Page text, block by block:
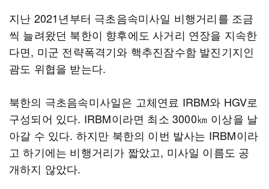
지난 2021년부터 극초음속미사일 비행거리를 조금
씩 늘려왔던 북한이 향후에도 사거리 연장을 지속한
다면, 미군 전략폭격기와 핵추진잠수함 발진기지인
괌도 위협을 받는다.
북한의 극초음속미사일은 고체연료 IRBM와 HGV로
구성되어 있다. IRBM이라면 최소 3000㎞ 이상을 날
아갈 수 있다. 하지만 북한의 이번 발사는 IRBM이라
고 하기에는 비행거리가 짧았고, 미사일 이름도 공
개하지 않았다.